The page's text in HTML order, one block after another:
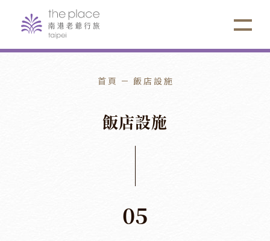
首頁 飯店設施
飯店設施
05